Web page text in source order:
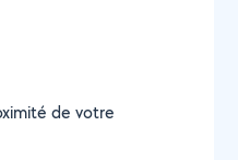
de votre